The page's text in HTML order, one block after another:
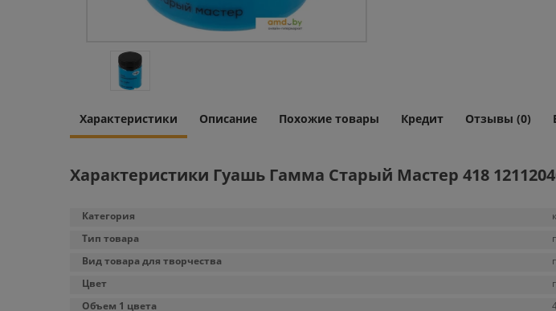
Характеристики Описание Похожие товары Кредит Отзывы (0)
Характеристики Гуашь Гамма Старый Мастер 418
Категория
Тип товара
Вид товара для творчества
Цвет
Объем 1 цвета